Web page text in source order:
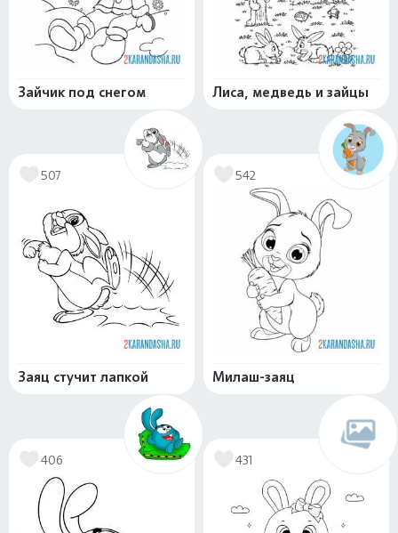
Зайчик под снегом Лиса, медведь и зайцы
507
Заяц стучит лапкой
542
Милаш-заяц
406 431